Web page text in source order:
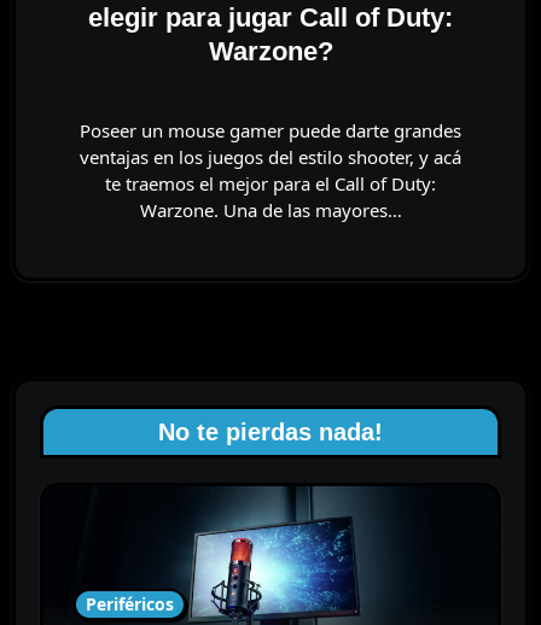
elegir para jugar Call of Duty:
Warzone?
Poseer un mouse gamer puede darte grandes
ventajas en los juegos del estilo shooter, y acá
te traemos el mejor para el Call of Duty:
Warzone. Una de las mayores…
No te pierdas nada!
Periféricos